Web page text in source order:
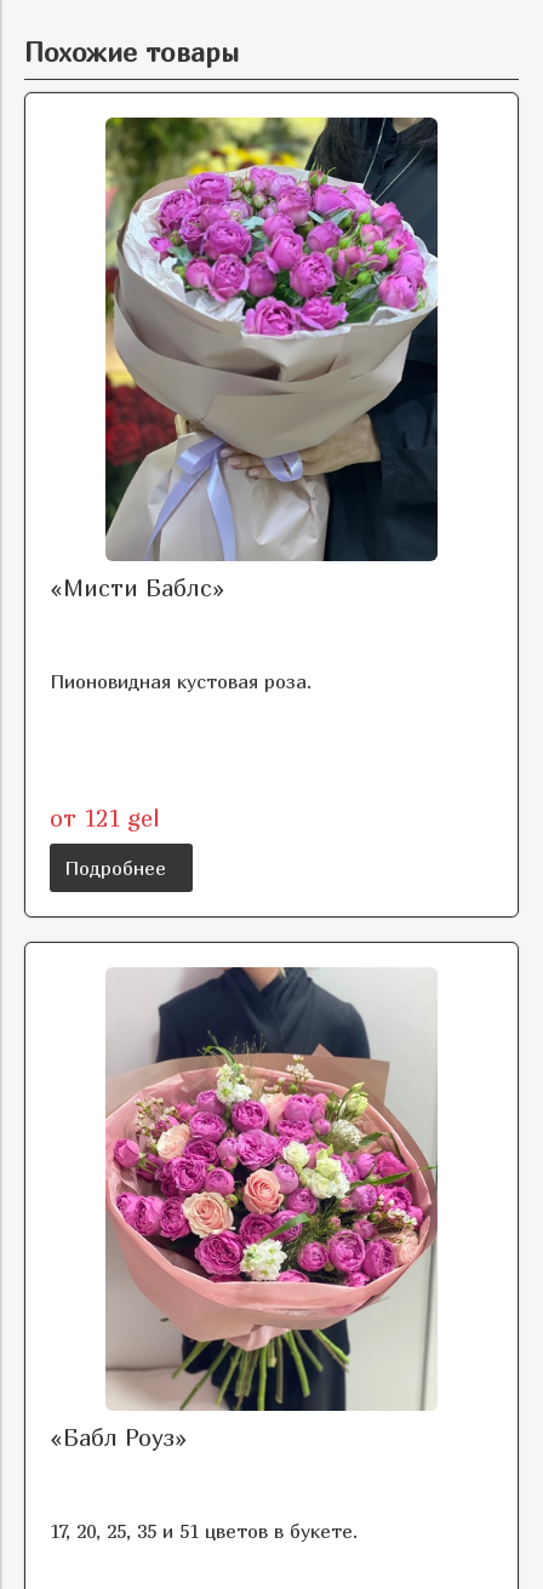
Похожие товары
«Мисти Баблс»
Пионовидная кустовая роза.
от 121 gel
Подробнее
«Бабл Роуз»
17, 20, 25, 35 и 51 цветов в букете.